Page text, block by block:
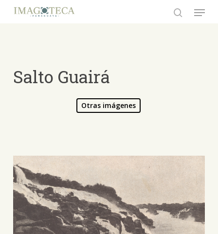
Menu
Salto Guairá
Otras imágenes